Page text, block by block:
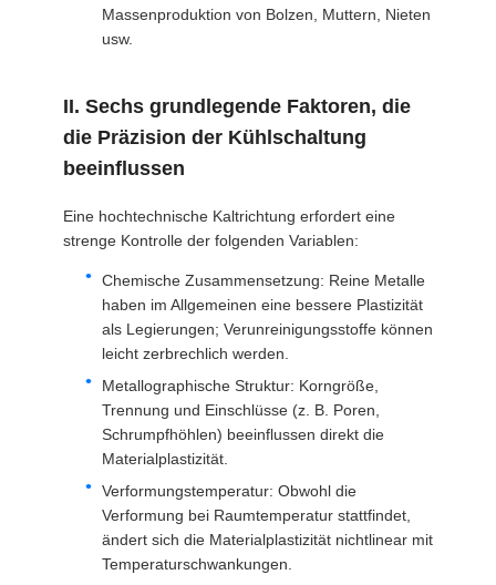
Massenproduktion von Bolzen, Muttern, Nieten
usw.
II. Sechs grundlegende Faktoren, die
die Präzision der Kühlschaltung
beeinflussen
Eine hochtechnische Kaltrichtung erfordert eine
strenge Kontrolle der folgenden Variablen:
Chemische Zusammensetzung: Reine Metalle
haben im Allgemeinen eine bessere Plastizität
als Legierungen; Verunreinigungsstoffe können
leicht zerbrechlich werden.
Metallographische Struktur: Korngröße,
Trennung und Einschlüsse (z. B. Poren,
Schrumpfhöhlen) beeinflussen direkt die
Materialplastizität.
Verformungstemperatur: Obwohl die
Verformung bei Raumtemperatur stattfindet,
ändert sich die Materialplastizität nichtlinear mit
Temperaturschwankungen.